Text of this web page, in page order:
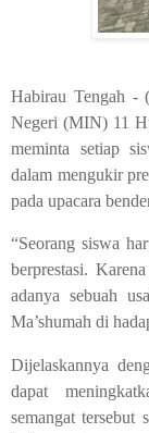
Habirau Tengah -
Negeri (MIN) 11
meminta setiap
dalam mengukir
pada upacara
“Seorang siswa
berprestasi.
adanya sebuah
Ma’shumah di
Dijelaskannya
dapat
semangat tersebut